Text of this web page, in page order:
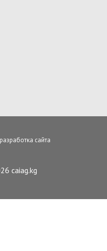
сайта
caiag.kg